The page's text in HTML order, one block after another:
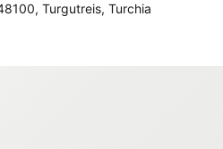
Turgutreis, Turchia